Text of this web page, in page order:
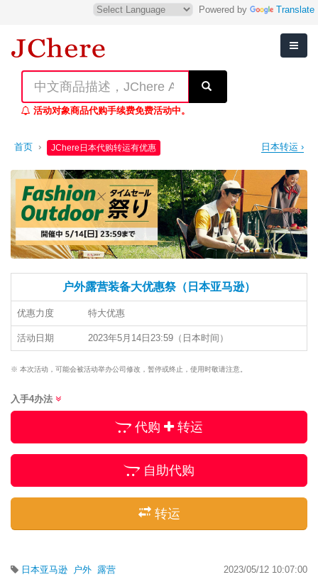
Powered by Translate
活动对象商品代购手续费免费活动中。
首页 › JChere日本代购转运有优惠 日本转运 ›
户外露营装备大优惠祭（日本亚马逊）
优惠力度 特大优惠
活动日期 2023年5月14日23:59（日本时间）
※ 本次活动，可能会被活动举办公司修改，暂停或终止，使用时敬请注意。
入手4办法
代购 转运
自助代购
转运
日本亚马逊 户外 露营 2023/05/12 10:07:00